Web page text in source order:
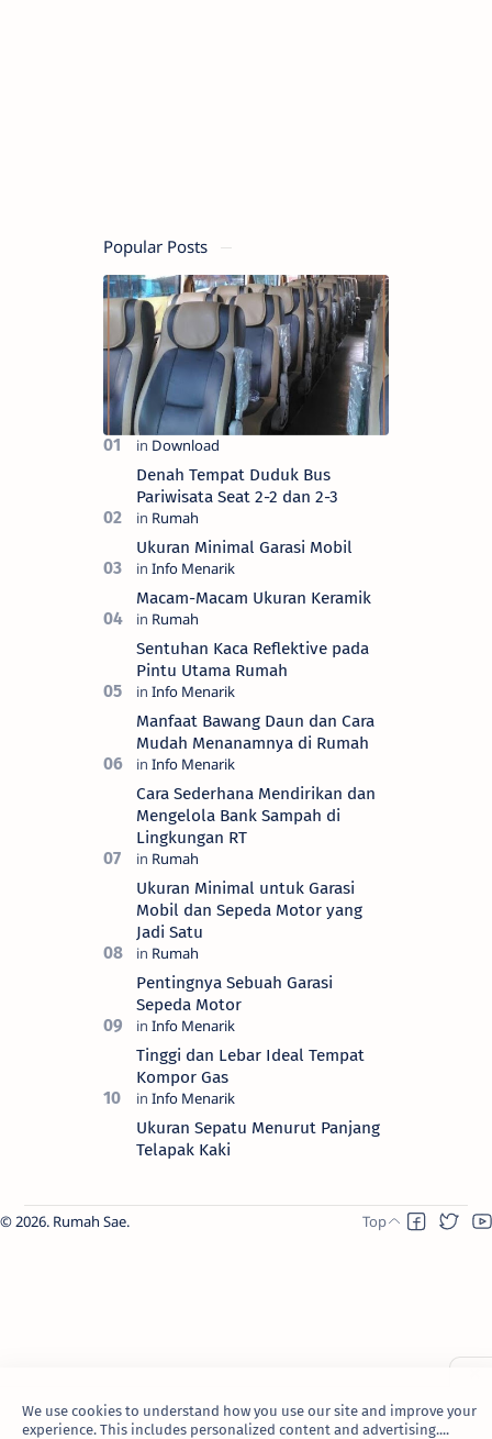
Popular Posts
Denah Tempat Duduk Bus
Pariwisata Seat 2-2 dan 2-3
Ukuran Minimal Garasi Mobil
Macam-Macam Ukuran Keramik
Sentuhan Kaca Reflektive pada
Pintu Utama Rumah
Manfaat Bawang Daun dan Cara
Mudah Menanamnya di Rumah
Cara Sederhana Mendirikan dan
Mengelola Bank Sampah di
Lingkungan RT
Ukuran Minimal untuk Garasi
Mobil dan Sepeda Motor yang
Jadi Satu
Pentingnya Sebuah Garasi
Sepeda Motor
Tinggi dan Lebar Ideal Tempat
Kompor Gas
Ukuran Sepatu Menurut Panjang
Telapak Kaki
2026. Rumah Sae.
We use cookies to understand how you use our site and improve your
experience. This includes personalized content and advertising....